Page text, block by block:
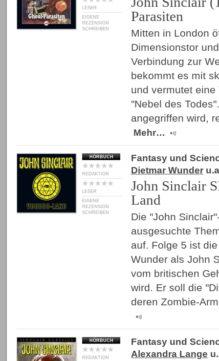
LESER
EIGENE
REZENSION
SCHREIBEN
Parasiten
Mitten in London
Dimensionstor
Verbindung zur
bekommt es mit
und vermutet
"Nebel des
angegriffen wird,
Mehr…
HÖRBUCH
REDAKTION
LESER
EIGENE
REZENSION
SCHREIBEN
Fantasy und
Dietmar Wunder
John Sinclair
Land
Die "John
ausgesuchte
auf. Folge 5 ist
Wunder als John
vom britischen
wird. Er soll die
deren Zombie-
HÖRBUCH
REDAKTION
Fantasy und
Alexandra Lange